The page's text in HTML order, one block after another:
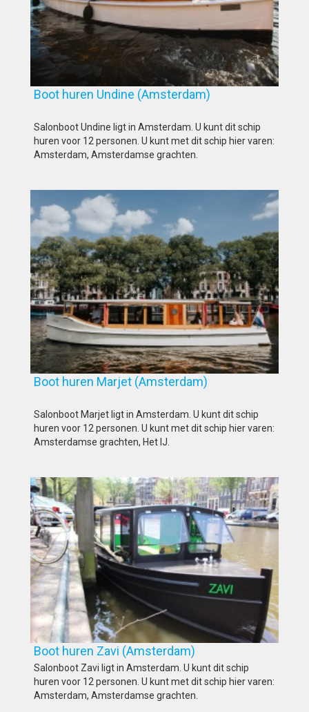
Boot huren Undine (Amsterdam)
Salonboot Undine ligt in Amsterdam. U kunt dit schip
huren voor 12 personen. U kunt met dit schip hier varen:
Amsterdam, Amsterdamse grachten.
Boot huren Marjet (Amsterdam)
Salonboot Marjet ligt in Amsterdam. U kunt dit schip
huren voor 12 personen. U kunt met dit schip hier varen:
Amsterdamse grachten, Het IJ.
Boot huren Zavi (Amsterdam)
Salonboot Zavi ligt in Amsterdam. U kunt dit schip
huren voor 12 personen. U kunt met dit schip hier varen:
Amsterdam, Amsterdamse grachten.